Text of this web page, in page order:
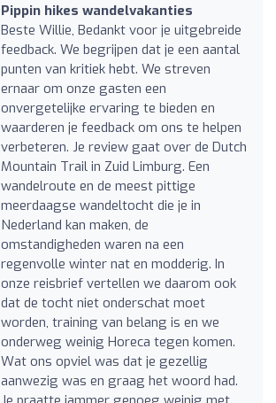
Pippin hikes wandelvakanties
Beste Willie, Bedankt voor je uitgebreide
feedback. We begrijpen dat je een aantal
punten van kritiek hebt. We streven
ernaar om onze gasten een
onvergetelijke ervaring te bieden en
waarderen je feedback om ons te helpen
verbeteren. Je review gaat over de Dutch
Mountain Trail in Zuid Limburg. Een
wandelroute en de meest pittige
meerdaagse wandeltocht die je in
Nederland kan maken, de
omstandigheden waren na een
regenvolle winter nat en modderig. In
onze reisbrief vertellen we daarom ook
dat de tocht niet onderschat moet
worden, training van belang is en we
onderweg weinig Horeca tegen komen.
Wat ons opviel was dat je gezellig
aanwezig was en graag het woord had.